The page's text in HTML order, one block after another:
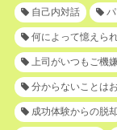
自己内対話
何によって憶えら
上司がいつもご機
分からないことは
成功体験からの脱却